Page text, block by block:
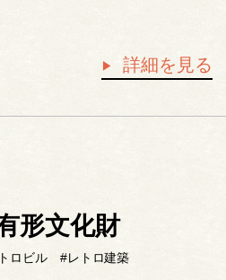
詳細を見る
形文化財
ロビル
#レトロ建築